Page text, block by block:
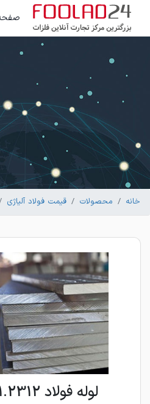
خانه محصولات قیمت فولاد آلیاژی
لوله فولاد 1.2312